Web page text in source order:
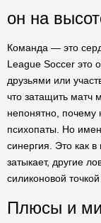
он на
Команда — это
League Soccer это
друзьями или
что затащить матч
непонятно, почему
психопаты. Но
синергия. Это как
затыкает, другие
силиконовой точкой
Плюсы и